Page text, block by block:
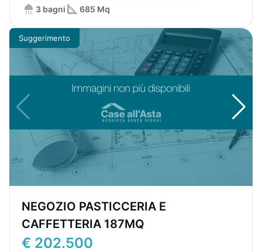
3 bagni
685 Mq
Suggerimento
NEGOZIO PASTICCERIA E
CAFFETTERIA 187MQ
€ 202.500